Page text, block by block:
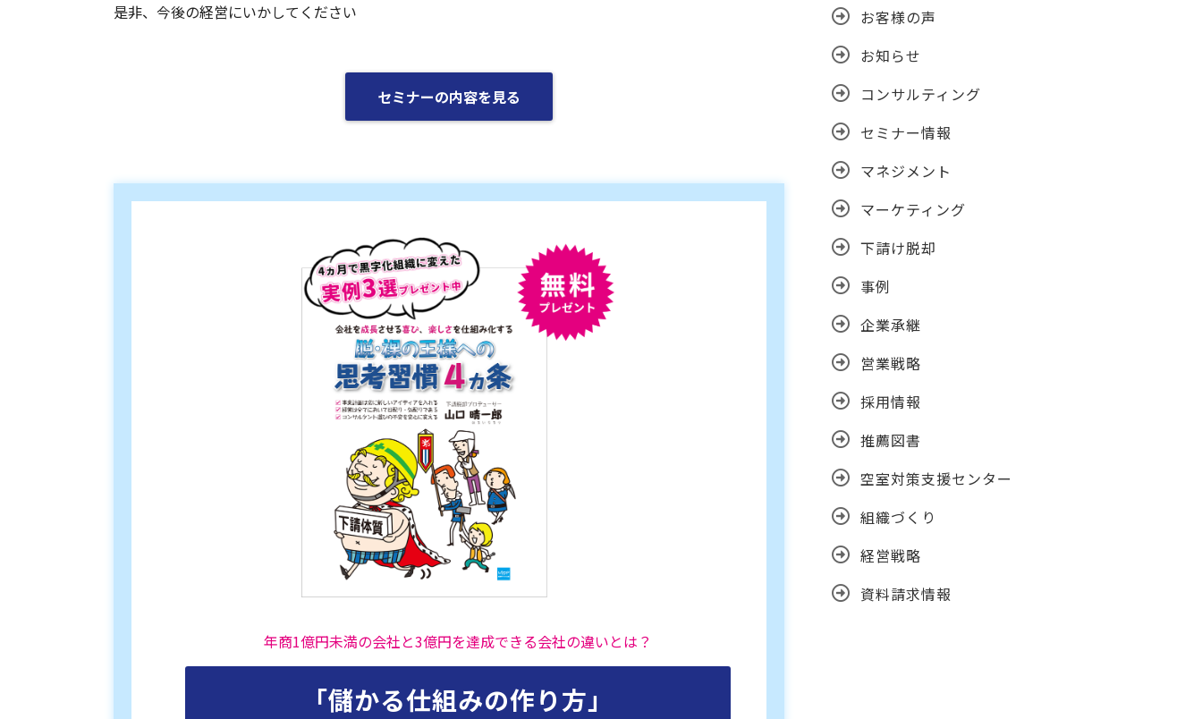
是非、今後の経営にいかしてください
セミナーの内容を見る
年商1億円未満の会社と3億円を達成できる会社の違いとは？
「儲かる仕組みの作り方」
お客様の声
お知らせ
コンサルティング
セミナー情報
マネジメント
マーケティング
下請け脱却
事例
企業承継
営業戦略
採用情報
推薦図書
空室対策支援センター
組織づくり
経営戦略
資料請求情報